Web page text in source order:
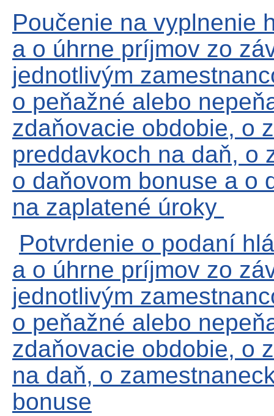
Poučenie na vyplnenie
a o úhrne príjmov zo
jednotlivým
o peňažné alebo
zdaňovacie obdobie, o
preddavkoch na daň, o
o daňovom bonuse a o
na zaplatené úroky
Potvrdenie o podaní
a o úhrne príjmov zo
jednotlivým
o peňažné alebo
zdaňovacie obdobie, o
na daň, o
bonuse